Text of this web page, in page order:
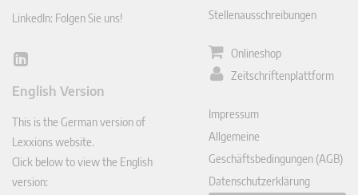
LinkedIn: Folgen Sie uns!
Lin
In
English Version
This is the German version of
Lexxions website.
Click below to view the English
version:
Stellenausschreibungen
Onlineshop
Zeitschriftenplattform
Impressum
Allgemeine
Geschäftsbedingungen (AGB)
Datenschutzerklärung